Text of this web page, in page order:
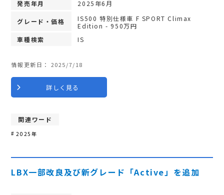
発売年月 2025年6月
グレード・価格
IS500 特別仕様車 F SPORT Climax
Edition - 950万円
車種検索
IS
情報更新日： 2025/7/18
詳しく見る
関連ワード
2025年
LBX一部改良及び新グレード「Active」を追加